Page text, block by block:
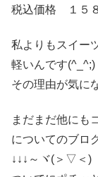
税込価格 １５
私よりもスイー
軽いんです(^_^;)
その理由が気に
まだまだ他にも
についてのブロ
↓↓↓～ヾ(＞▽＜)